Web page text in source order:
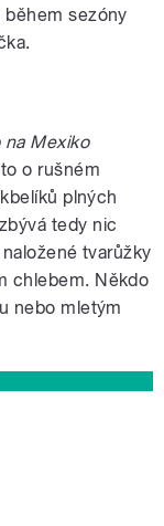
během sezóny
na Mexiko
o rušném
plných
tedy nic
tvarůžky
chlebem. Někdo
nebo mletým